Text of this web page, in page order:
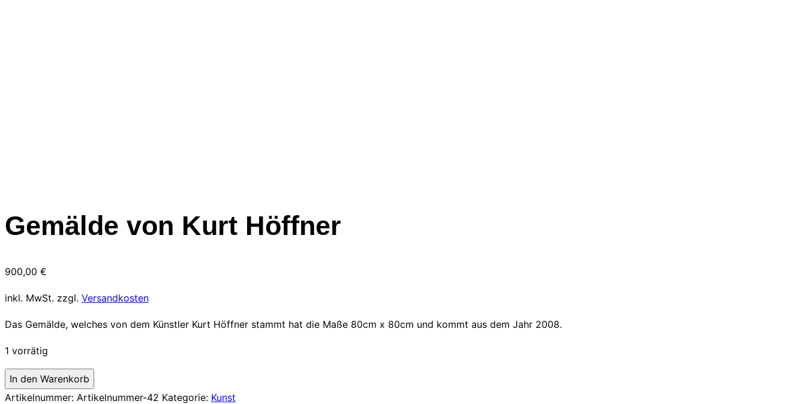
Gemälde von Kurt Höffner
900,00 €
inkl. MwSt. zzgl. Versandkosten
Das Gemälde, welches von dem Künstler Kurt Höffner stammt hat die Maße 80cm x 80cm und kommt aus dem Jahr 2008.
1 vorrätig
Gemälde
von
In den Warenkorb
Artikelnummer: Artikelnummer-42 Kategorie: Kunst